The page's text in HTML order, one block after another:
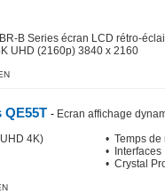
B Series écran LCD rétro-
UHD (2160p) 3840 x 2160
QE55T - Ecran affichage
4K)
• Temps de
• Interfaces
• Crystal